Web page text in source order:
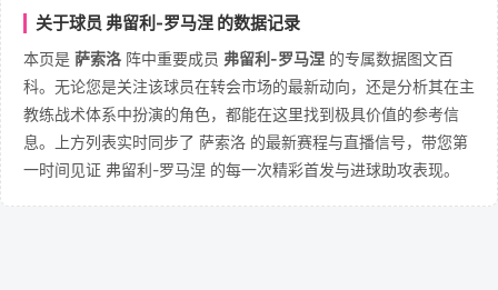
关于球员 弗留利-罗马涅 的数据记录
本页是 萨索洛 阵中重要成员 弗留利-罗马涅 的专属数据图文百
科。无论您是关注该球员在转会市场的最新动向，还是分析其在主
教练战术体系中扮演的角色，都能在这里找到极具价值的参考信
息。上方列表实时同步了 萨索洛 的最新赛程与直播信号，带您第
一时间见证 弗留利-罗马涅 的每一次精彩首发与进球助攻表现。